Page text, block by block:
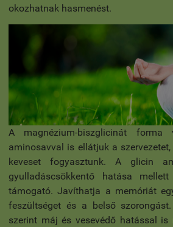
okozhatnak hasmenést.
A magnézium-biszglicinát forma
aminosavval is ellátjuk a
keveset fogyasztunk. A glicin
gyulladáscsökkentő hatása
támogató. Javíthatja a memóriát
feszültséget és a belső
szerint máj és vesevédő hatással is